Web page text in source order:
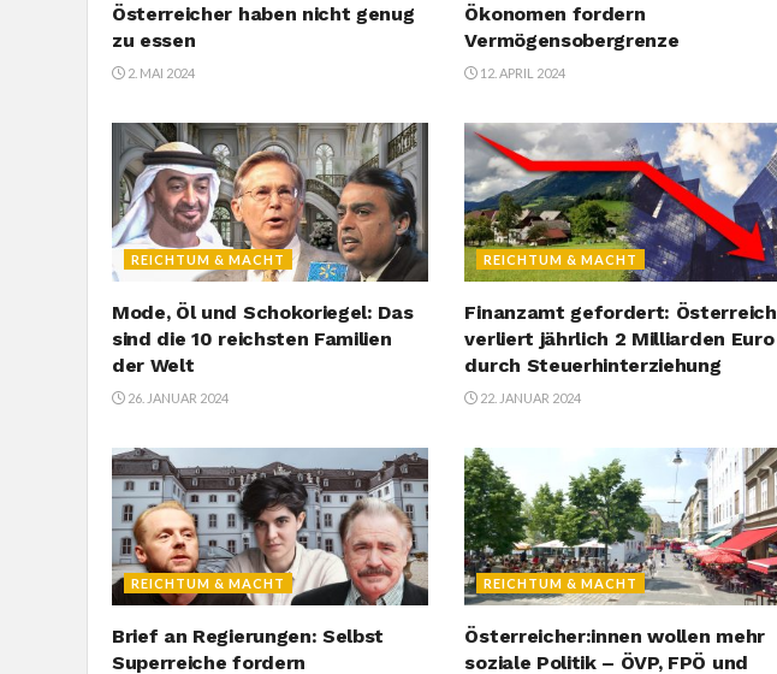
Österreicher haben nicht genug
zu essen
2. MAI 2024
Ökonomen fordern
Vermögensobergrenze
12. APRIL 2024
REICHTUM & MACHT
Mode, Öl und Schokoriegel: Das
sind die 10 reichsten Familien
der Welt
26. JANUAR 2024
REICHTUM & MACHT
Finanzamt gefordert: Österreich
verliert jährlich 2 Milliarden Euro
durch Steuerhinterziehung
22. JANUAR 2024
REICHTUM & MACHT
Brief an Regierungen: Selbst
Superreiche fordern
REICHTUM & MACHT
Österreicher:innen wollen mehr
soziale Politik – ÖVP, FPÖ und